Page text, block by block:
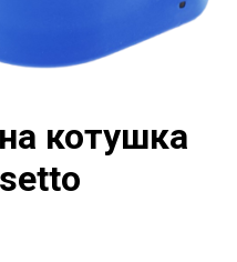
котушка